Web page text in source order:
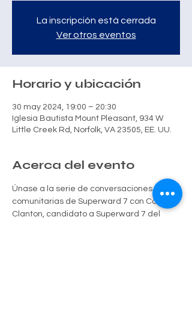
La inscripción está cerrada
Ver otros eventos
Horario y ubicación
30 may 2024, 19:00 – 20:30
Iglesia Bautista Mount Pleasant, 934 W
Little Creek Rd, Norfolk, VA 23505, EE. UU.
Acerca del evento
Únase a la serie de conversaciones
comunitarias de Superward 7 con Carlos
Clanton, candidato a Superward 7 del